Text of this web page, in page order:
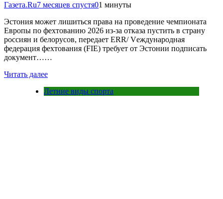
Газета.Ru7 месяцев спустя01 минуты
Эстония может лишиться права на проведение чемпионата
Европы по фехтованию 2026 из-за отказа пустить в страну
россиян и белорусов, передает ERR/ Vеждународная
федерация фехтования (FIE) требует от Эстонии подписать
документ……
Читать далее
Летние виды спорта